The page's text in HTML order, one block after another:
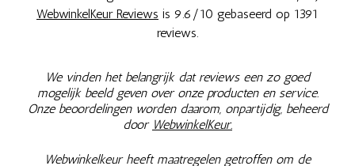
WebwinkelKeur Reviews is 9.6/10 gebaseerd op 1391
reviews.
We vinden het belangrijk dat reviews een zo goed
mogelijk beeld geven over onze producten en service.
Onze beoordelingen worden daarom, onpartijdig, beheerd
door WebwinkelKeur.
Webwinkelkeur heeft maatregelen getroffen om de